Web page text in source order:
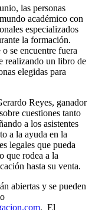
las personas
académico con
especializados
la formación.
se encuentre fuera
realizando un libro de
elegidas para
Reyes, ganador
cuestiones tanto
a los asistentes
a la ayuda en la
legales que pueda
que rodea a la
hasta su venta.
abiertas y se pueden
. El